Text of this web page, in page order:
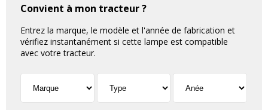
Convient à mon tracteur ?
Entrez la marque, le modèle et l'année de fabrication et
vérifiez instantanément si cette lampe est compatible
avec votre tracteur.